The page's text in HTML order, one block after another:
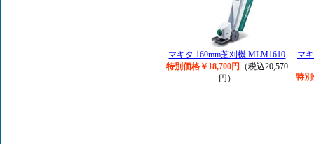
マキタ 160mm芝刈機 MLM1610
特別価格￥18,700円
（税込20,570
円）
マ
特